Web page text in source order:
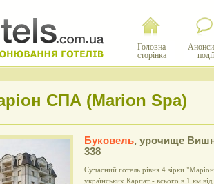
Головна
сторінка
події
СПА (Marion Spa)
Буковель, урочище
338
Сучасний готель рівня 4 зірки
українських Карпат - всього в 1 км